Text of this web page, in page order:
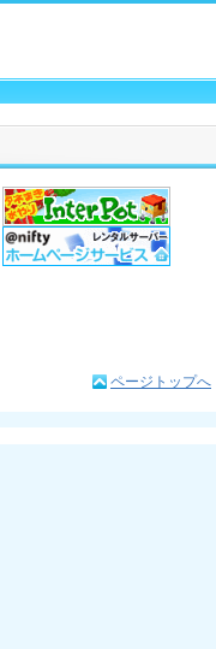
ページトップへ